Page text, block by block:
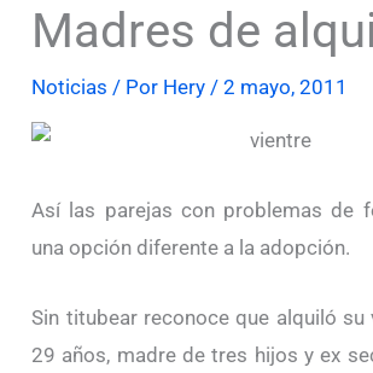
Madres de
Noticias / Por Hery /2 mayo, 2011
Así las parejas con problemas de
una opción diferente a la adopción.
Sin titubear reconoce que alquiló su
29 años, madre de tres hijos y ex